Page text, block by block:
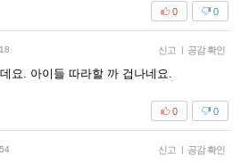
0
0
신고 | 공감 확인
요. 아이들 따라할 까 겁나네요.
0
0
신고 | 공감 확인